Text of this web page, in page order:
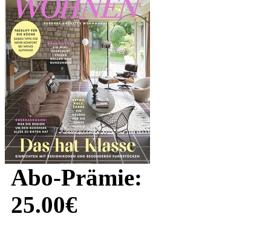
Abo-Prämie:
25.00€